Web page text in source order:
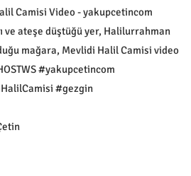
Camisi Video - yakupcetincom
ve ateşe düştüğü yer, Halilurrahman
mağara, Mevlidi Halil Camisi video
#yakupcetincom
#gezgin